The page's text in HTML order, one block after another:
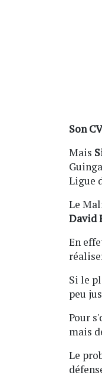
Son
Mais
Ligue
Le
David
En
Si le
peu
Pour
mais
Le